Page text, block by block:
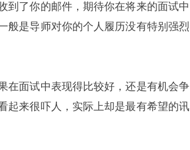
到了你的邮件，期待你在将来的面试中
般是导师对你的个人履历没有特别强烈
在面试中表现得比较好，还是有机会争
起来很吓人，实际上却是最有希望的讯